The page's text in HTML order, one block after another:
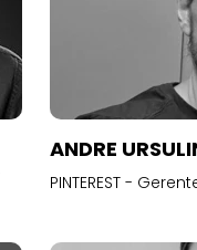
ANDRE
PINTEREST -